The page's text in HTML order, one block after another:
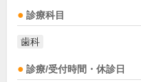
診療科目
歯科
診療/受付時間・休診日